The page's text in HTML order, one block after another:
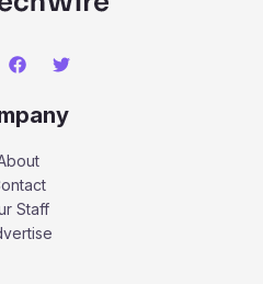
Staff